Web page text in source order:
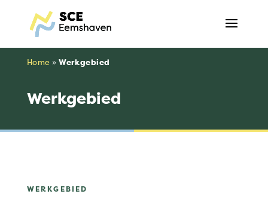
Home »Werkgebied
Werkgebied
WERKGEBIED